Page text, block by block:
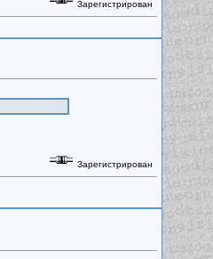
Зарегистрирован
Зарегистрирован